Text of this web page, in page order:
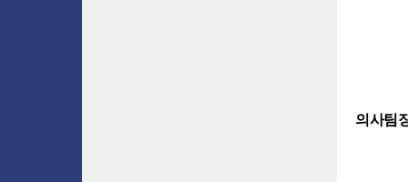
의사팀